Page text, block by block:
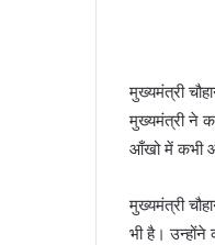
मुख्यमंत्री
मुख्यमंत्री ने
आँखो में कभी
मुख्यमंत्री
भी है। उन्होंने